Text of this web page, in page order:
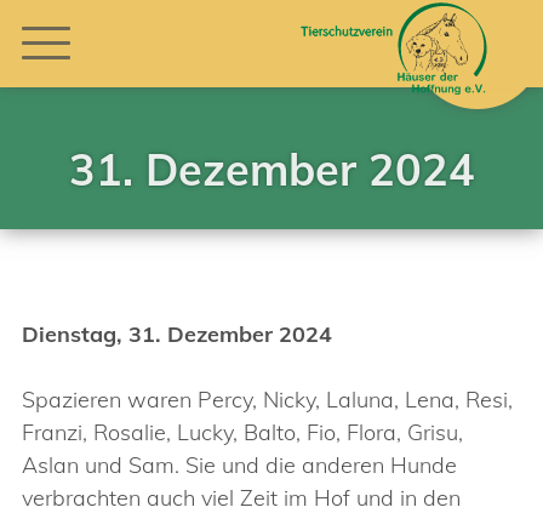
31. Dezember 2024
Dienstag, 31. Dezember 2024
Spazieren waren Percy, Nicky, Laluna, Lena, Resi,
Franzi, Rosalie, Lucky, Balto, Fio, Flora, Grisu,
Aslan und Sam. Sie und die anderen Hunde
verbrachten auch viel Zeit im Hof und in den